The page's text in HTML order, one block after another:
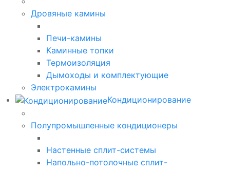
Дровяные камины
Печи-камины
Каминные топки
Термоизоляция
Дымоходы и комплектующие
Электрокамины
Кондиционирование
Полупромышленные кондиционеры
Настенные сплит-системы
Напольно-потолочные сплит-